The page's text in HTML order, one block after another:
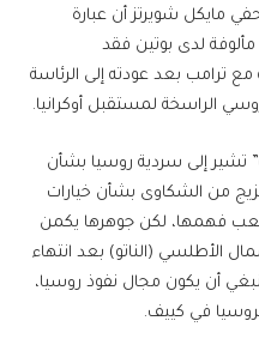
مايكل شويرتز أن عبارة
مألوفة لدى بوتين فقد
ترامب بعد عودته إلى الرئاسة
الراسخة لمستقبل أوكرانيا.
تشير إلى سردية روسيا بشأن
مزيج من الشكاوى بشأن خيارات
يصعب فهمها، لكن جوهرها يكمن
(الناتو) بعد انتهاء
أن يكون مجال نفوذ روسيا،
في كييف.